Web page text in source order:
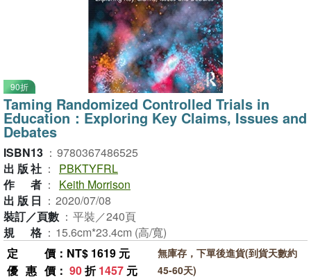
90折
Taming Randomized Controlled Trials in
Education：Exploring Key Claims, Issues and
Debates
ISBN13 ： 9780367486525
出版社 ：
PBKTYFRL
作者 ：
Keith Morrison
出版日 ： 2020/07/08
裝訂／頁數 ： 平裝／240頁
規格 ： 15.6cm*23.4cm (高/寬)
定價 ：NT$ 1619 元
優惠價 ： 90折1457 元
無庫存，下單後進貨(到貨天數約
45-60天)